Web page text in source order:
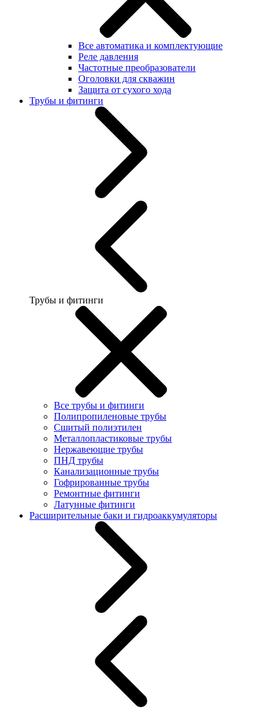
Все автоматика и комплектующие
Реле давления
Частотные преобразователи
Оголовки для скважин
Защита от сухого хода
Трубы и фитинги
Трубы и фитинги
Все трубы и фитинги
Полипропиленовые трубы
Сшитый полиэтилен
Металлопластиковые трубы
Нержавеющие трубы
ПНД трубы
Канализационные трубы
Гофрированные трубы
Ремонтные фитинги
Латунные фитинги
Расширительные баки и гидроаккумуляторы